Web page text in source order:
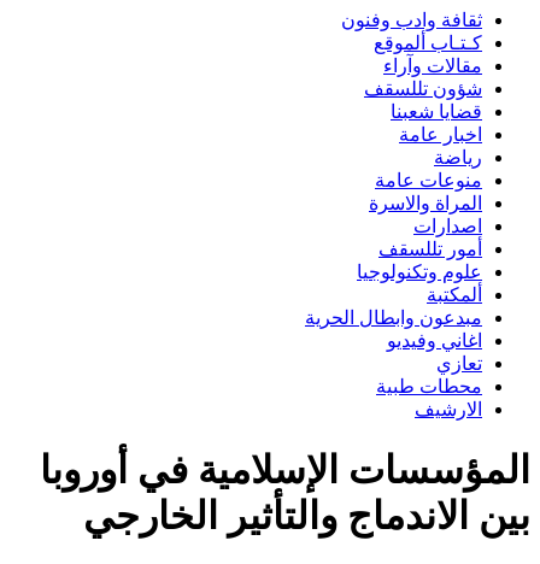
ثقافة وادب وفنون
كـتـاب ألموقع
مقالات وآراء
شؤون تللسقف
قضايا شعبنا
اخبار عامة
رياضة
منوعات عامة
المراة والاسرة
اصدارات
أمور تللسقف
علوم وتكنولوجيا
ألمكتبة
مبدعون وابطال الحرية
اغاني وفيديو
تعازي
محطات طبية
الارشيف
المؤسسات الإسلامية في أوروبا
بين الاندماج والتأثير الخارجي